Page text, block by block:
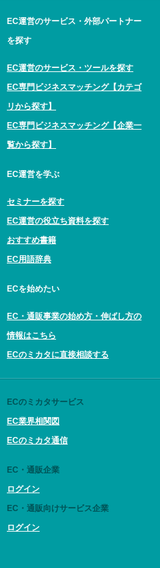
EC運営のサービス・外部パートナー
を探す
EC運営のサービス・ツールを探す
EC専門ビジネスマッチング【カテゴ
リから探す】
EC専門ビジネスマッチング【企業一
覧から探す】
EC運営を学ぶ
セミナーを探す
EC運営の役立ち資料を探す
おすすめ書籍
EC用語辞典
ECを始めたい
EC・通販事業の始め方・伸ばし方の
情報はこちら
ECのミカタに直接相談する
ECのミカタサービス
EC業界相関図
ECのミカタ通信
EC・通販企業
ログイン
EC・通販向けサービス企業
ログイン